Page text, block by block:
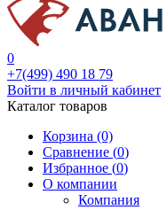
0
+7(499) 490 18 79
Войти в личный кабинет
Каталог товаров
Корзина (0)
Сравнение (0)
Избранное (0)
О компании
Компания